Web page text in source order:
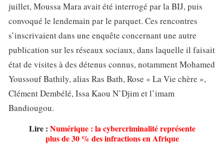
juillet, Moussa Mara avait été interrogé par la BIJ, puis
convoqué le lendemain par le parquet. Ces rencontres
s’inscrivaient dans une enquête concernant une autre
publication sur les réseaux sociaux, dans laquelle il faisait
état de visites à des détenus connus, notamment Mohamed
Youssouf Bathily, alias Ras Bath, Rose « La Vie chère »,
Clément Dembélé, Issa Kaou N’Djim et l’imam
Bandiougou.
Lire : Numérique : la cybercriminalité représente
plus de 30 % des infractions en Afrique